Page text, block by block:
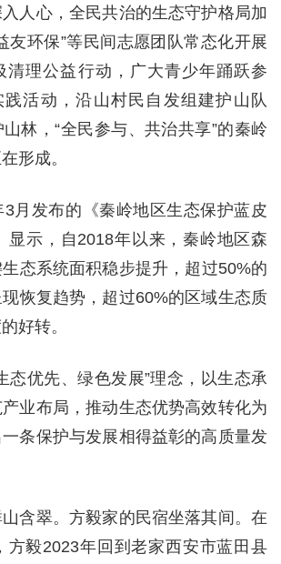
人心，全民共治的生态守护格局加
友环保”等民间志愿团队常态化开展
清理公益行动，广大青少年踊跃参
践活动，沿山村民自发组建护山队
林，“全民参与、共治共享”的秦岭
形成。
月发布的《秦岭地区生态保护蓝皮
显示，自2018年以来，秦岭地区森
态系统面积稳步提升，超过50%的
恢复趋势，超过60%的区域生态质
好转。
态优先、绿色发展”理念，以生态承
业布局，推动生态优势高效转化为
条保护与发展相得益彰的高质量发
含翠。方毅家的民宿坐落其间。在
方毅2023年回到老家西安市蓝田县